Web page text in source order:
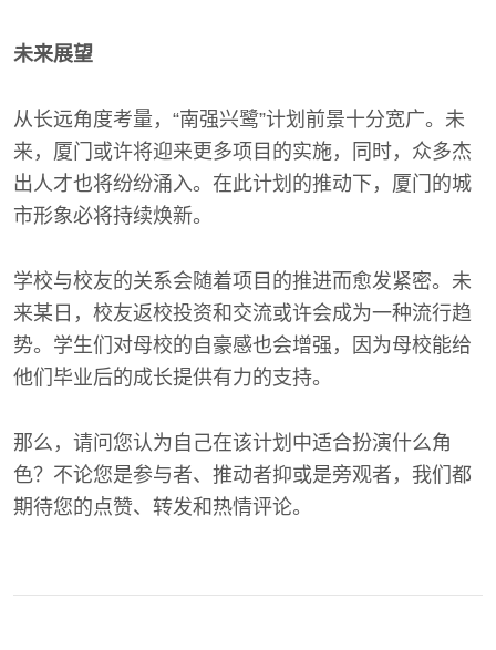
未来展望
从长远角度考量，“南强兴鹭”计划前景十分宽广。未
来，厦门或许将迎来更多项目的实施，同时，众多杰
出人才也将纷纷涌入。在此计划的推动下，厦门的城
市形象必将持续焕新。
学校与校友的关系会随着项目的推进而愈发紧密。未
来某日，校友返校投资和交流或许会成为一种流行趋
势。学生们对母校的自豪感也会增强，因为母校能给
他们毕业后的成长提供有力的支持。
那么，请问您认为自己在该计划中适合扮演什么角
色？不论您是参与者、推动者抑或是旁观者，我们都
期待您的点赞、转发和热情评论。